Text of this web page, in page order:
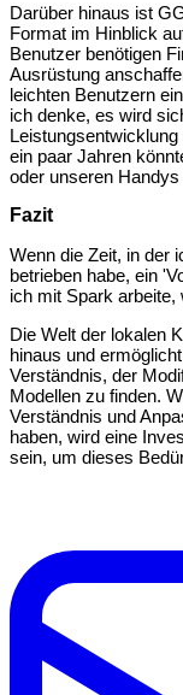
Darüber hinaus ist
Format im Hinblick
Benutzer benötigen
Ausrüstung
leichten Benutzern
ich denke, es wird
ein paar Jahren
oder unseren Handys
Fazit
Wenn die Zeit, in der
betrieben habe, ein
ich mit Spark arbeite,
Die Welt der lokalen
hinaus und
Verständnis, der
Modellen zu finden.
Verständnis und
haben, wird eine
sein, um dieses